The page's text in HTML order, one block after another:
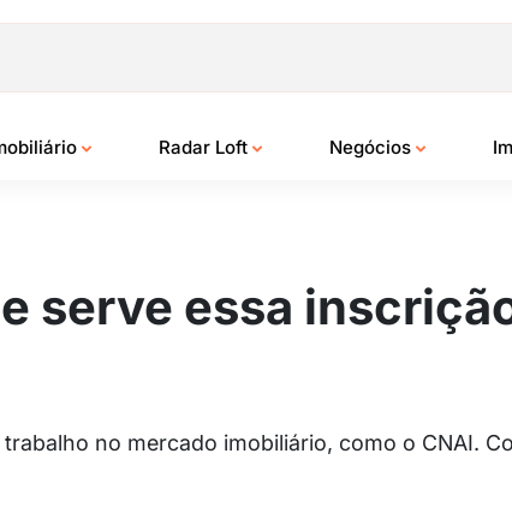
Radar Loft Negócios
serve essa
no mercado imobiliário, como o CNAI.